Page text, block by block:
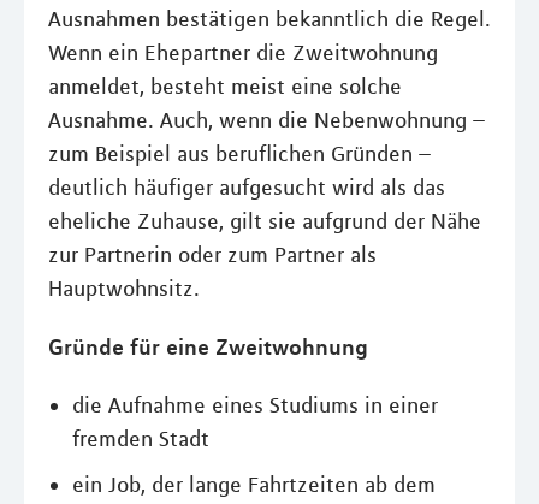
Ausnahmen bestätigen bekanntlich die Regel.
Wenn ein Ehepartner die Zweitwohnung
anmeldet, besteht meist eine solche
Ausnahme. Auch, wenn die Nebenwohnung –
zum Beispiel aus beruflichen Gründen –
deutlich häufiger aufgesucht wird als das
eheliche Zuhause, gilt sie aufgrund der Nähe
zur Partnerin oder zum Partner als
Hauptwohnsitz.
Gründe für eine Zweitwohnung
die Aufnahme eines Studiums in einer
fremden Stadt
ein Job, der lange Fahrtzeiten ab dem